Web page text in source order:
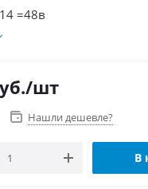
Реле РЭВ 814 =48в
/шт
Нашли дешевле?
В